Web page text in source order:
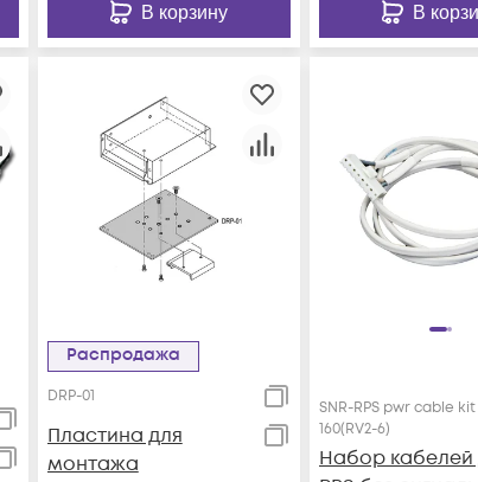
В корзину В
Распродажа
DRP-01
Пластина для
монтажа
SNR-RPS pwr cable kit
160(RV2-6)
Набор кабелей